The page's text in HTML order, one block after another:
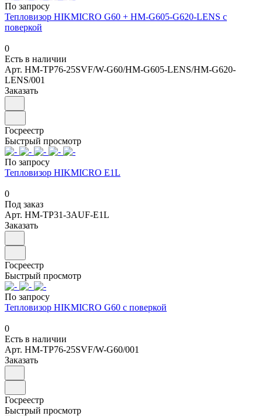
По запросу
Тепловизор HIKMICRO G60 + HM-G605-G620-LENS с
поверкой
0
Есть в наличии
Арт. HM-TP76-25SVF/W-G60/HM-G605-LENS/HM-G620-
LENS/001
Заказать
Госреестр
Быстрый просмотр
По запросу
Тепловизор HIKMICRO E1L
0
Под заказ
Арт. HM-TP31-3AUF-E1L
Заказать
Госреестр
Быстрый просмотр
По запросу
Тепловизор HIKMICRO G60 с поверкой
0
Есть в наличии
Арт. HM-TP76-25SVF/W-G60/001
Заказать
Госреестр
Быстрый просмотр